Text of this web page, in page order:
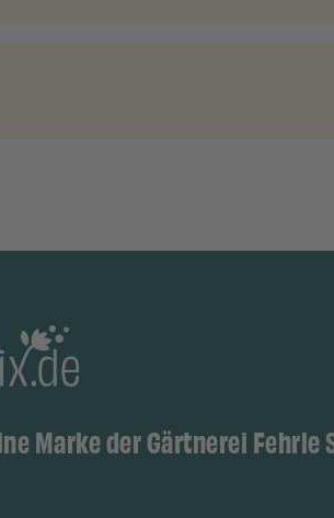
Marke der Gärtnerei Fehrle